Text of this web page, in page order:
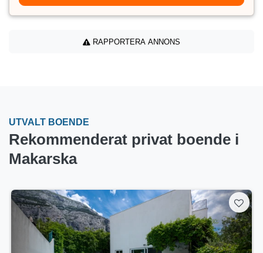
RAPPORTERA ANNONS
UTVALT BOENDE
Rekommenderat privat boende i
Makarska